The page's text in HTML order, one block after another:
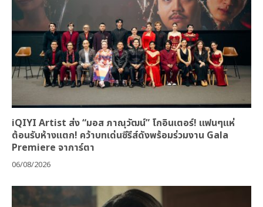
iQIYI Artist ส่ง “มอส ภาณุวัฒน์” โกอินเตอร์! แฟนๆแห่
ต้อนรับห้างแตก! คว้าบทเด่นซีรีส์ดังพร้อมร่วมงาน Gala
Premiere จาการ์ตา
06/08/2026